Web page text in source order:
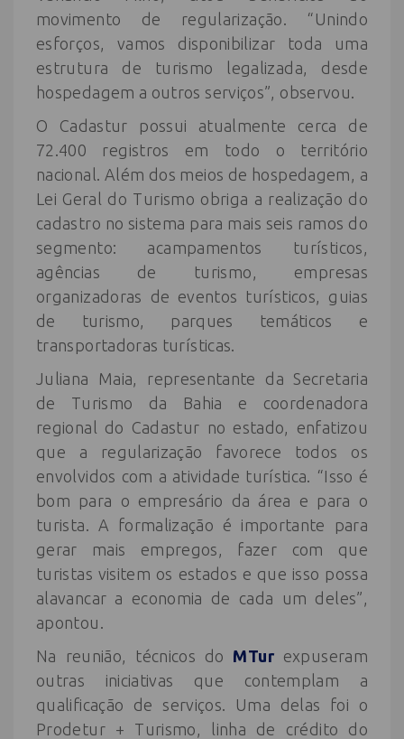
movimento de regularização. “Unindo
esforços, vamos disponibilizar toda uma
estrutura de turismo legalizada, desde
hospedagem a outros serviços”, observou.
O Cadastur possui atualmente cerca de
72.400 registros em todo o território
nacional. Além dos meios de hospedagem, a
Lei Geral do Turismo obriga a realização do
cadastro no sistema para mais seis ramos do
segmento: acampamentos turísticos,
agências de turismo, empresas
organizadoras de eventos turísticos, guias
de turismo, parques temáticos e
transportadoras turísticas.
Juliana Maia, representante da Secretaria
de Turismo da Bahia e coordenadora
regional do Cadastur no estado, enfatizou
que a regularização favorece todos os
envolvidos com a atividade turística. “Isso é
bom para o empresário da área e para o
turista. A formalização é importante para
gerar mais empregos, fazer com que
turistas visitem os estados e que isso possa
alavancar a economia de cada um deles”,
apontou.
Na reunião, técnicos do MTurexpuseram
outras iniciativas que contemplam a
qualificação de serviços. Uma delas foi o
Prodetur + Turismo, linha de crédito do